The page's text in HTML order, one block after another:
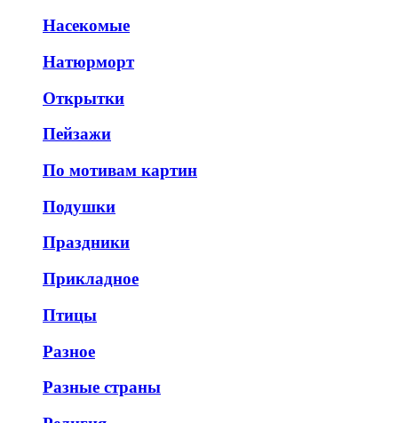
Насекомые
Натюрморт
Открытки
Пейзажи
По мотивам картин
Подушки
Праздники
Прикладное
Птицы
Разное
Разные страны